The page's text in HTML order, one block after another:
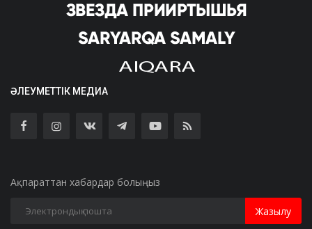
ӘЛЕУМЕТТІК МЕДИА
Ақпараттан хабардар болыңыз
Жазылу